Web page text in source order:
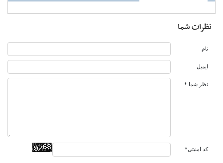
نظرات شما
نام
ایمیل
نظر شما *
کد امنیتی*